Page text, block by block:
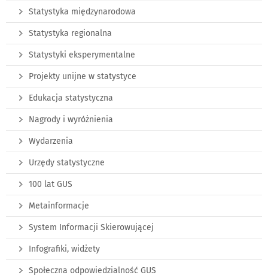
Statystyka międzynarodowa
Statystyka regionalna
Statystyki eksperymentalne
Projekty unijne w statystyce
Edukacja statystyczna
Nagrody i wyróżnienia
Wydarzenia
Urzędy statystyczne
100 lat GUS
Metainformacje
System Informacji Skierowującej
Infografiki, widżety
Społeczna odpowiedzialność GUS